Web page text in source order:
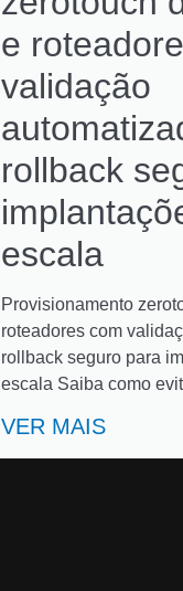
e
validação
rollback
escala
Provisionamento
roteadores com
rollback seguro para
escala Saiba como
VER MAIS